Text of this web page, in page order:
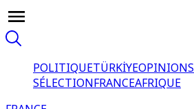
POLITIQUETÜRKİYEOPINIONS
SÉLECTIONFRANCEAFRIQUE